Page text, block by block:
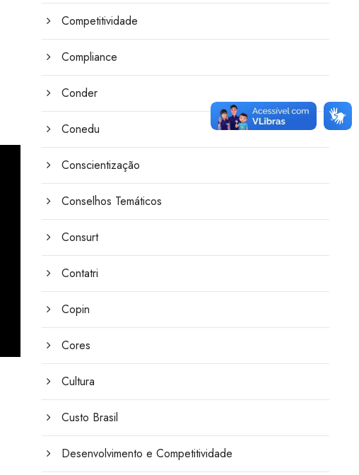
Competitividade
Compliance
Conder
Conedu
Conscientização
Conselhos Temáticos
Consurt
Contatri
Copin
Cores
Cultura
Custo Brasil
Desenvolvimento e Competitividade